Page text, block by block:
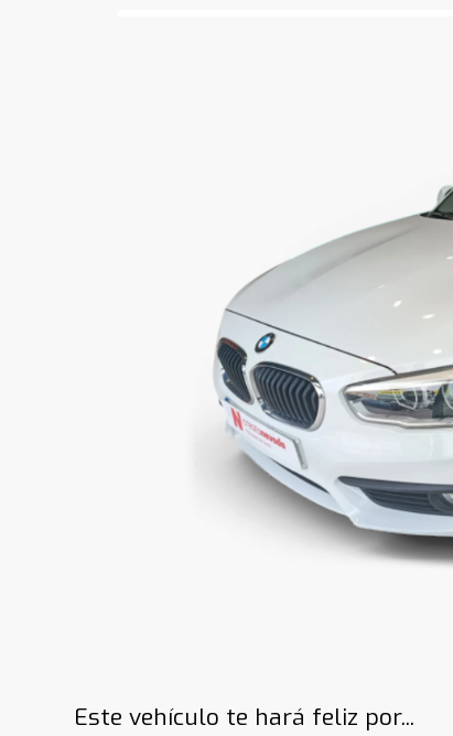
Este vehículo te hará feliz por...